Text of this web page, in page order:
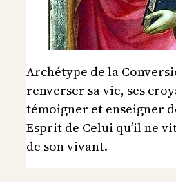
Archétype de la
renverser sa vie, ses
témoigner et enseigner
Esprit de Celui qu’il ne
de son vivant.